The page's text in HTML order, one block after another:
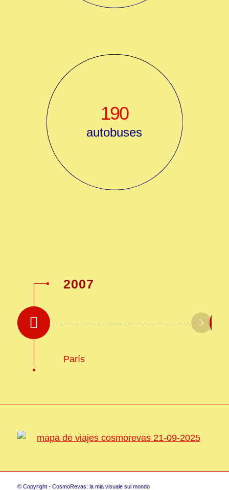
190
autobuses
2007
París
© Copyright - CosmoRevas: la mia visuale sul mondo